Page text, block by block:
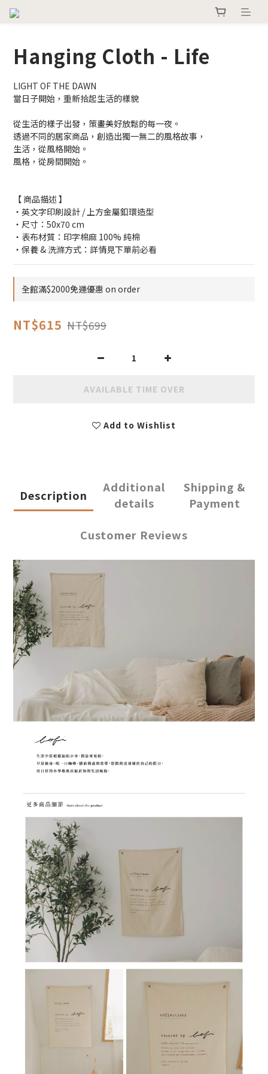
Hanging Cloth - Life
LIGHT OF THE DAWN
當日子開始，重新拾起生活的樣貌
從生活的樣子出發，策畫美好放鬆的每一夜。
透過不同的居家商品，創造出獨一無二的風格故事，
生活，從風格開始。
風格，從房間開始。
【 商品描述 】
・英文字印刷設計 / 上方金屬釦環造型
・尺寸：50x70 cm
・表布材質：印字棉麻 100% 純棉
・保養 & 洗滌方式：詳情見下單前必看
全館滿$2000免運優惠 on order
NT$615 NT$699
AVAILABLE TIME OVER
Add to Wishlist
Description
Additional
details
Shipping &
Payment
Customer Reviews